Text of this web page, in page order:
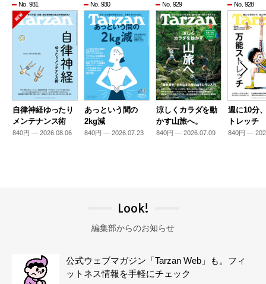
No. 931
自律神経ゆったり
メンテナンス術
840円 — 2026.08.06
No. 930
あっという間の
2kg減
840円 — 2026.07.23
No. 929
涼しくカラダを動
かす山旅へ。
840円 — 2026.07.09
No. 928
週に10分
トレッチ
840円 —
Look!
編集部からのお知らせ
公式ウェブマガジン「Tarzan Web」も。フィ
ットネス情報を手軽にチェック